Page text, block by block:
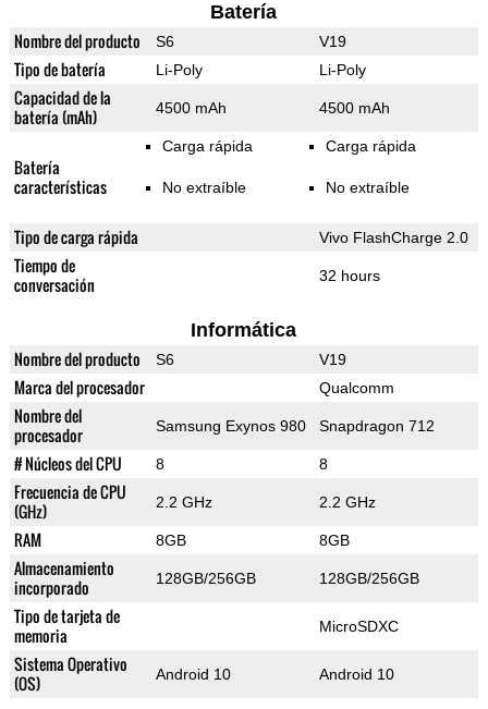
Batería
Nombre del producto S6 V19
Tipo de batería Li-Poly Li-Poly
Capacidad de la
batería (mAh)
4500 mAh 4500 mAh
Batería
características
Carga rápida
No extraíble
Carga rápida
No extraíble
Tipo de carga rápida Vivo FlashCharge 2.0
Tiempo de
conversación
32 hours
Informática
Nombre del producto S6 V19
Marca del procesador Qualcomm
Nombre del
procesador
Samsung Exynos 980 Snapdragon 712
# Núcleos del CPU 8 8
Frecuencia de CPU
(GHz)
2.2 GHz 2.2 GHz
RAM 8GB 8GB
Almacenamiento
incorporado
128GB/256GB 128GB/256GB
Tipo de tarjeta de
memoria
MicroSDXC
Sistema Operativo
(OS)
Android 10 Android 10